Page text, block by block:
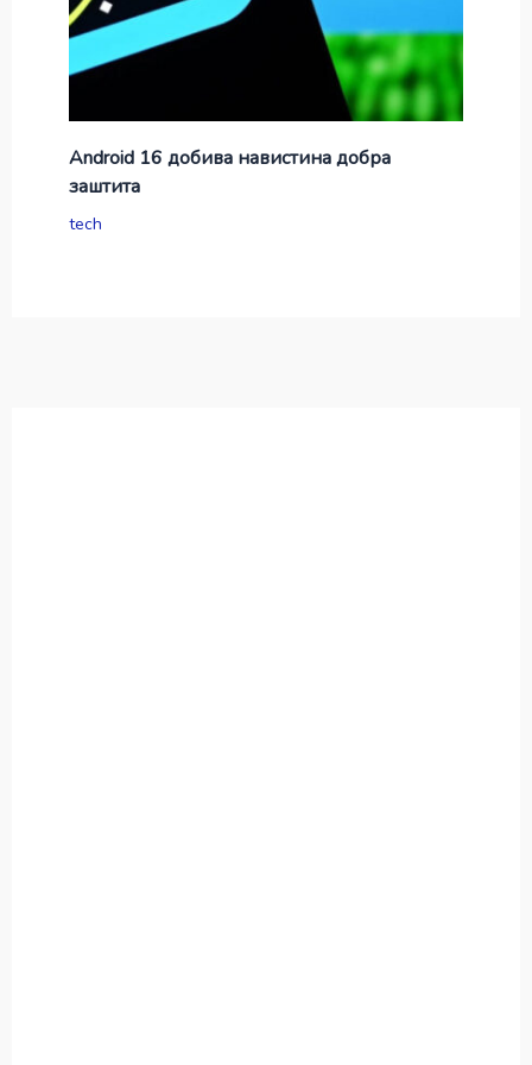
Android 16 добива навистина добра
заштита
tech